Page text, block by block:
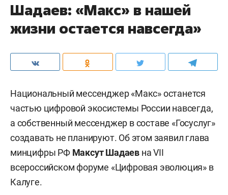
Шадаев: «Макс» в нашей
жизни остается навсегда»
Национальный мессенджер «Макс» останется
частью цифровой экосистемы России навсегда,
а собственный мессенджер в составе «Госуслуг»
создавать не планируют. Об этом заявил глава
минцифры РФ Максут Шадаев на VII
всероссийском форуме «Цифровая эволюция» в
Калуге.